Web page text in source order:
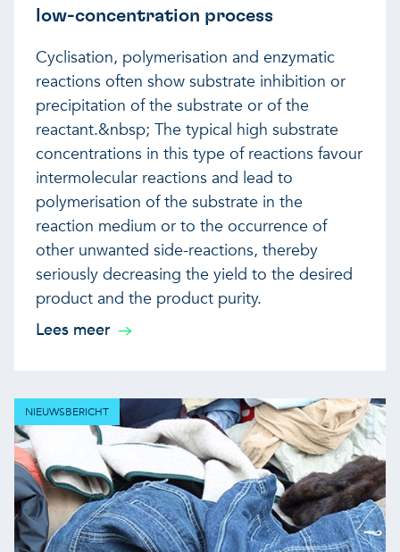
low-concentration process
Cyclisation, polymerisation and enzymatic
reactions often show substrate inhibition or
precipitation of the substrate or of the
reactant.&nbsp; The typical high substrate
concentrations in this type of reactions favour
intermolecular reactions and lead to
polymerisation of the substrate in the
reaction medium or to the occurrence of
other unwanted side-reactions, thereby
seriously decreasing the yield to the desired
product and the product purity.
Lees meer
NIEUWSBERICHT